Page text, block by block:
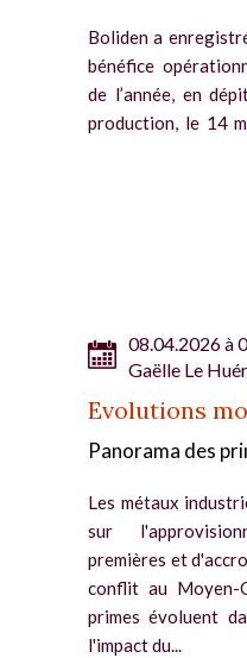
Boliden a
bénéfice
de l’année, en
production, le 14
08.04.2026 à
Gaëlle Le
Evolutions
Panorama des
Les métaux
sur
premières et
conflit au Moyen-
primes évoluent
l'impact du...